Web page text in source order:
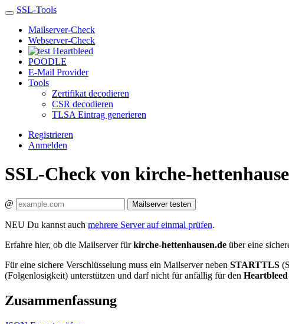
SSL-Tools
Mailserver-Check
Webserver-Check
Heartbleed
POODLE
E-Mail Provider
Tools
Zertifikat decodieren
CSR decodieren
TLSA Eintrag generieren
Registrieren
Anmelden
SSL-Check von kirche-
@ Mailserver testen
NEU Du kannst auch mehrere Server auf einmal prüfen.
Erfahre hier, ob die Mailserver fürkirche-hettenhausen.de über eine
Für eine sichere Verschlüsselung muss ein Mailserver neben STARTTLS
(Folgenlosigkeit) unterstützen und darf nicht für anfällig für den Heartbleed
Zusammenfassung